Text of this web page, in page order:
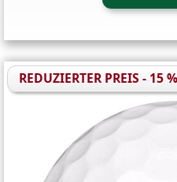
REDUZIERTER PREIS - 15